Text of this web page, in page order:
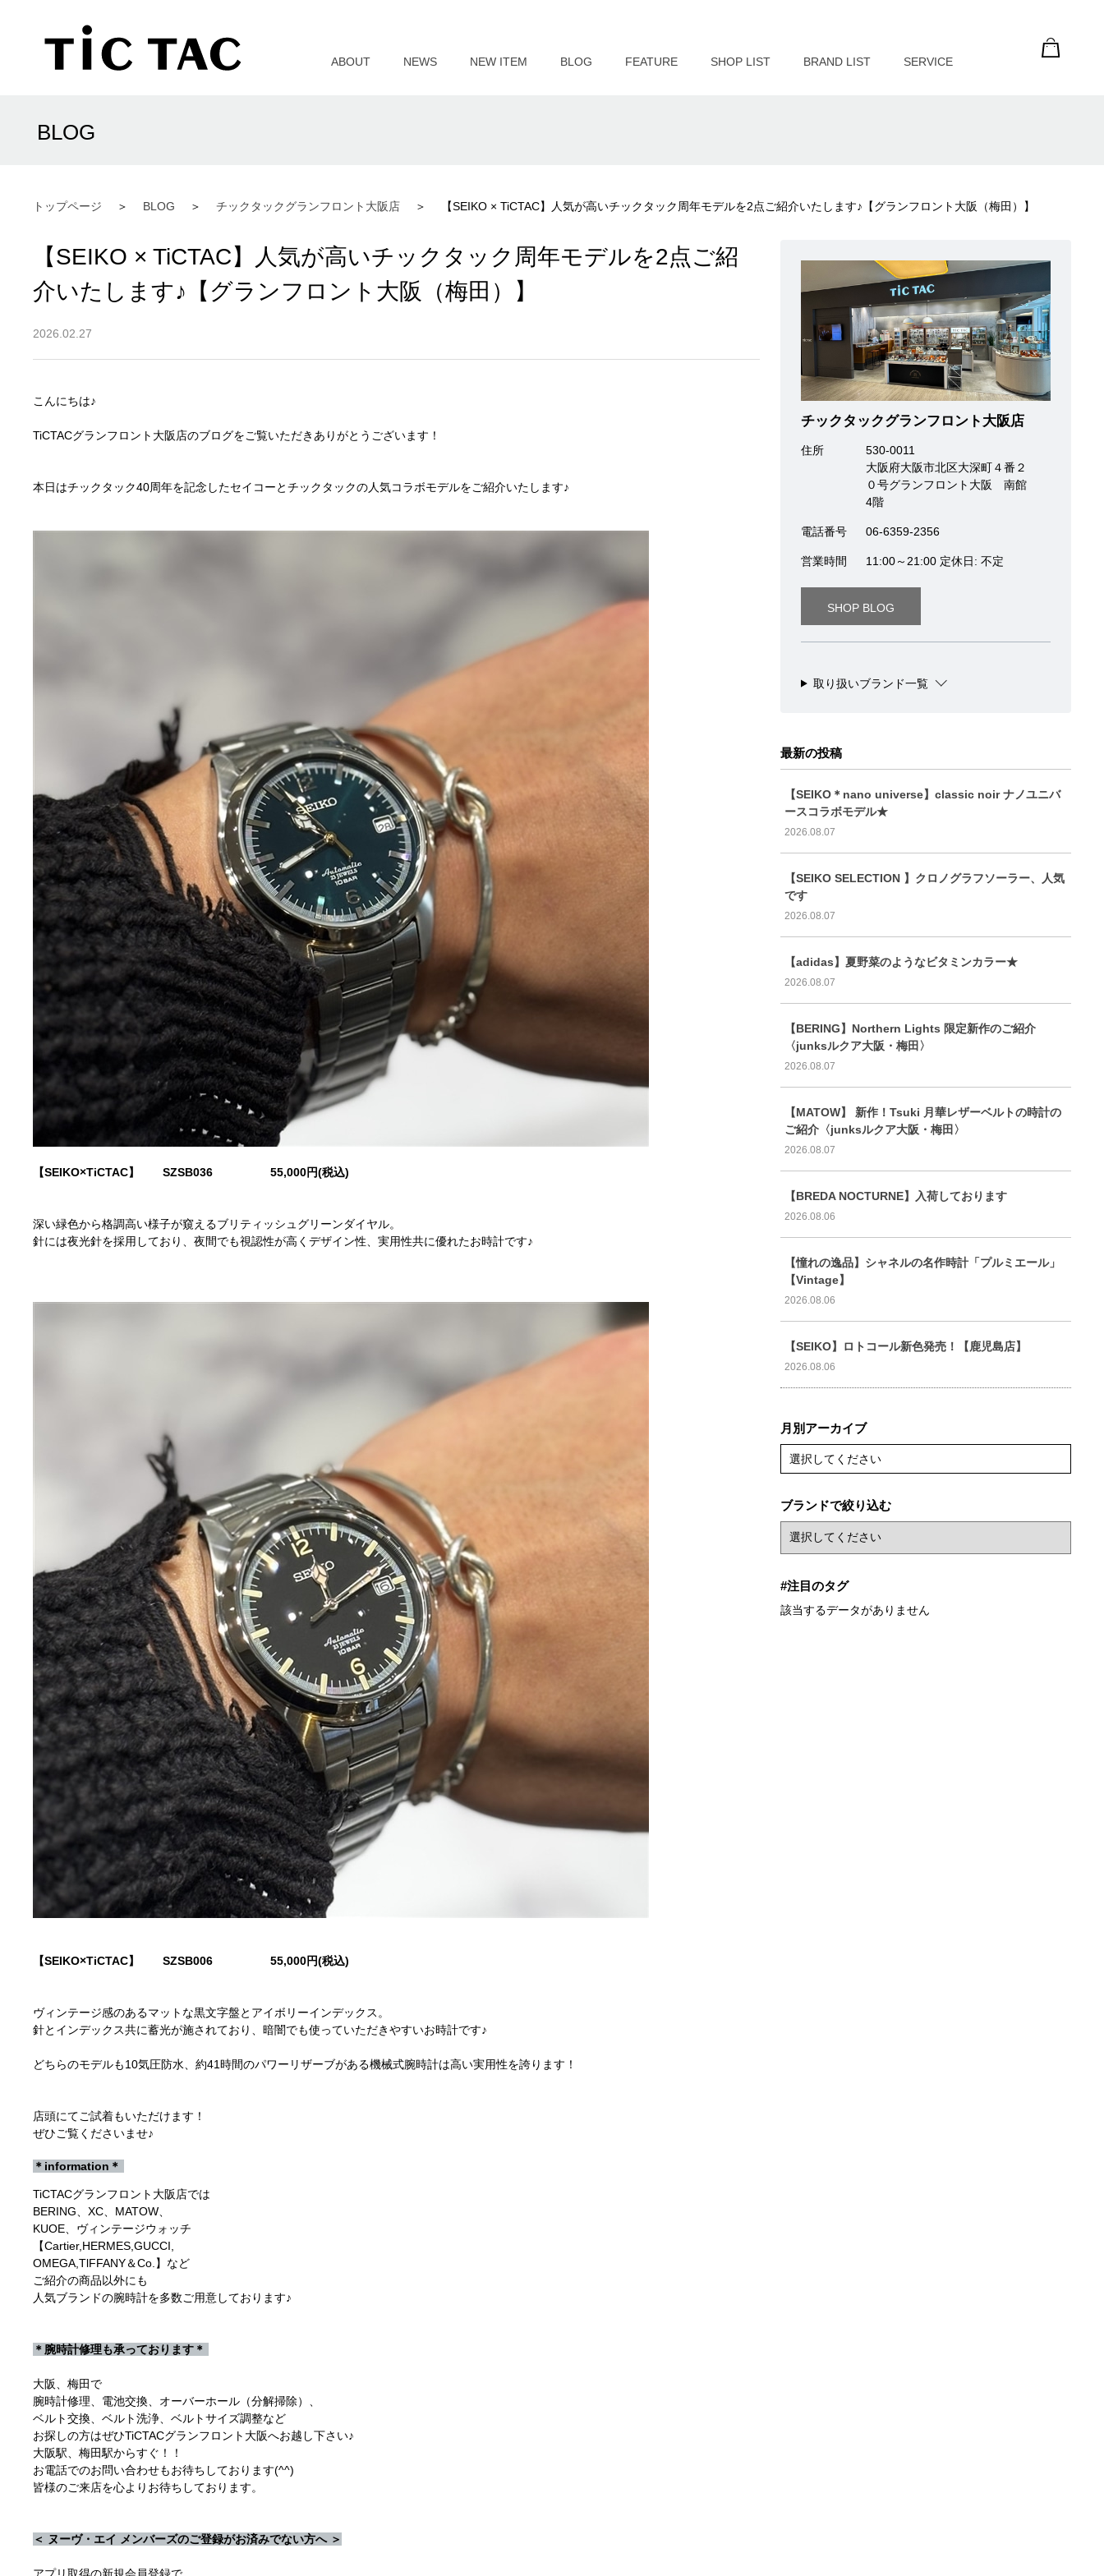
ABOUT NEWS NEW ITEM BLOG FEATURE SHOP LIST BRAND LIST SERVICE
トップページ BLOG チックタックグランフロント大阪店 【SEIKO × TiCTAC】人気が高いチックタック周年モデルを2点ご紹介いたします♪【グランフロント大阪（梅田）】
BLOG
【SEIKO × TiCTAC】人気が高いチックタック周年モデルを2点ご紹
介いたします♪【グランフロント大阪（梅田）】
2026.02.27
こんにちは♪
TiCTACグランフロント大阪店のブログをご覧いただきありがとうございます！
本日はチックタック40周年を記念したセイコーとチックタックの人気コラボモデルをご紹介いたします♪
【SEIKO×TiCTAC】 SZSB036 55,000円(税込)
深い緑色から格調高い様子が窺えるブリティッシュグリーンダイヤル。
針には夜光針を採用しており、夜間でも視認性が高くデザイン性、実用性共に優れたお時計です♪
【SEIKO×TiCTAC】 SZSB006 55,000円(税込)
ヴィンテージ感のあるマットな黒文字盤とアイボリーインデックス。
針とインデックス共に蓄光が施されており、暗闇でも使っていただきやすいお時計です♪
どちらのモデルも10気圧防水、約41時間のパワーリザーブがある機械式腕時計は高い実用性を誇ります！
店頭にてご試着もいただけます！
ぜひご覧くださいませ♪
＊information＊
TiCTACグランフロント大阪店では
BERING、XC、MATOW、
KUOE、ヴィンテージウォッチ
【Cartier,HERMES,GUCCI,
OMEGA,TlFFANY＆Co.】など
ご紹介の商品以外にも
人気ブランドの腕時計を多数ご用意しております♪
＊腕時計修理も承っております＊
大阪、梅田で
腕時計修理、電池交換、オーバーホール（分解掃除）、
ベルト交換、ベルト洗浄、ベルトサイズ調整など
お探しの方はぜひTiCTACグランフロント大阪へお越し下さい♪
大阪駅、梅田駅からすぐ！！
お電話でのお問い合わせもお待ちしております(^^)
皆様のご来店を心よりお待ちしております。
＜ ヌーヴ・エイ メンバーズのご登録がお済みでない方へ ＞
チックタックグランフロント大阪店
住所
530-0011
大阪府大阪市北区大深町４番２
０号グランフロント大阪 南館
4階
電話番号 06-6359-2356
営業時間 11:00～21:00 定休日: 不定
SHOP BLOG
取り扱いブランド一覧
最新の投稿
【SEIKO＊nano universe】classic noir ナノユニバ
ースコラボモデル★
2026.08.07
【SEIKO SELECTION 】クロノグラフソーラー、人気
です
2026.08.07
【adidas】夏野菜のようなビタミンカラー★
2026.08.07
【BERING】Northern Lights 限定新作のご紹介
〈junksルクア大阪・梅田〉
2026.08.07
【MATOW】 新作！Tsuki 月華レザーベルトの時計の
ご紹介〈junksルクア大阪・梅田〉
2026.08.07
【BREDA NOCTURNE】入荷しております
2026.08.06
【憧れの逸品】シャネルの名作時計「プルミエール」
【Vintage】
2026.08.06
【SEIKO】ロトコール新色発売！【鹿児島店】
2026.08.06
月別アーカイブ
選択してください
ブランドで絞り込む
#注目のタグ
該当するデータがありません